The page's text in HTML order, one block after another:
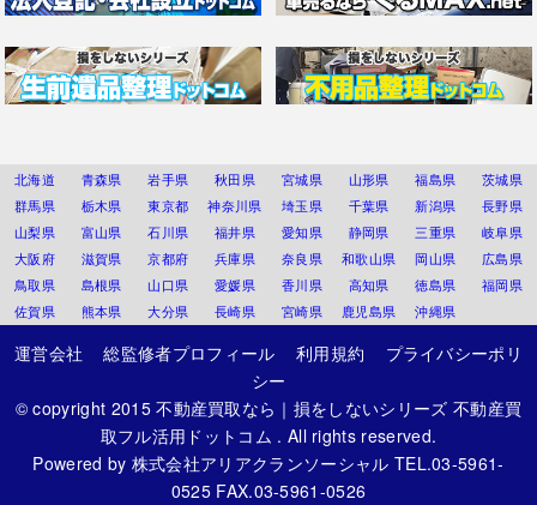
北海道 青森県 岩手県 秋田県 宮城県 山形県 福島県
茨城県
群馬県
栃木県 東京都 神奈川県 埼玉県 千葉県 新潟県
長野県
山梨県
富山県 石川県 福井県 愛知県 静岡県 三重県
岐阜県
大阪府
滋賀県 京都府 兵庫県 奈良県 和歌山県 岡山県
広島県
鳥取県
島根県 山口県 愛媛県 香川県 高知県 徳島県
福岡県
佐賀県
熊本県 大分県 長崎県 宮崎県 鹿児島県 沖縄県
運営会社 総監修者プロフィール 利用規約
プライバシーポリ
シー
© copyright 2015不動産買取なら｜損をしないシリーズ 不動産買
取フル活用ドットコム . All rights reserved.
Powered by 株式会社アリアクランソーシャル TEL.03-5961-
0525 FAX.03-5961-0526